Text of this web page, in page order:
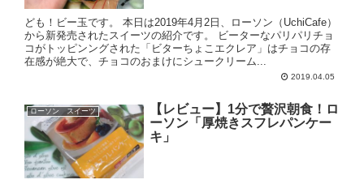
ども！ビー玉です。 本日は2019年4月2日、ローソン（UchiCafe）
から新発売されたスイーツの紹介です。 ビーターなパリパリチョ
コがトッピンングされた「ビターちょこエクレア」はチョコの存
在感が絶大で、チョコのおまけにシュークリーム...
2019.04.05
ローソン スイーツ
【レビュー】1分で贅沢朝食！ロ
ーソン「厚焼きスフレパンケー
キ」